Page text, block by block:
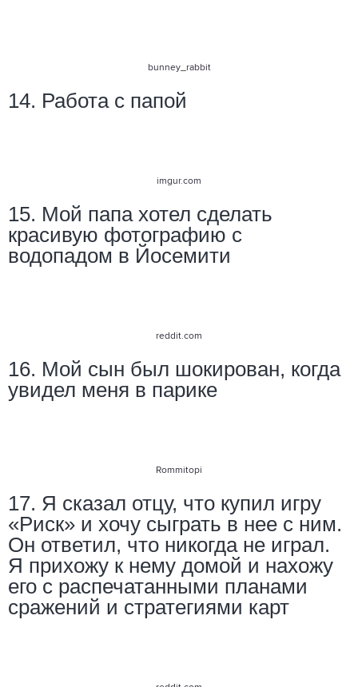
bunney_rabbit
14. Работа с папой
imgur.com
15. Мой папа хотел сделать
красивую фотографию с
водопадом в Йосемити
reddit.com
16. Мой сын был шокирован, когда
увидел меня в парике
Rommitopi
17. Я сказал отцу, что купил игру
«Риск» и хочу сыграть в нее с ним.
Он ответил, что никогда не играл.
Я прихожу к нему домой и нахожу
его с распечатанными планами
сражений и стратегиями карт